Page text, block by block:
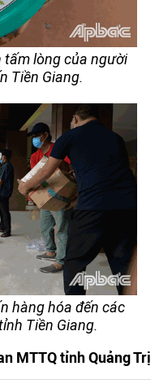
lòng của người
Tiền Giang.
hàng hóa đến các
Tiền Giang.
MTTQ tỉnh Quảng Trị